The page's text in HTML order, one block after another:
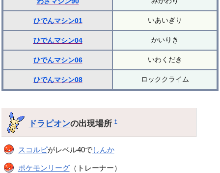
ひでんマシン01 いあいぎり
ひでんマシン04 かいりき
ひでんマシン06 いわくだき
ひでんマシン08 ロッククライム
ドラピオンの出現場所†
スコルピがレベル40でしんか
ポケモンリーグ（トレーナー）